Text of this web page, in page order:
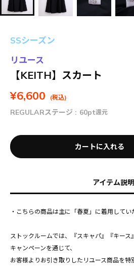
SSシーズン
リユース
【KEITH】スカート
¥6,600 (税込)
REGULARステージ : 60pt還元
カートに入れる
アイテム説明
・こちらの商品は主に「春夏」に着用してい
ストックルームでは、『スキャパ』『キー
キャンペーンを通じて、
お客様よりお引き取りしたリユース商品を特